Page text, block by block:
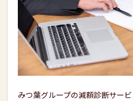
みつ葉グループの減額診断サー